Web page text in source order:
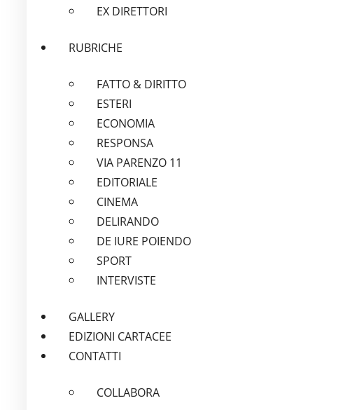
EX DIRETTORI
RUBRICHE
FATTO & DIRITTO
ESTERI
ECONOMIA
RESPONSA
VIA PARENZO 11
EDITORIALE
CINEMA
DELIRANDO
DE IURE POIENDO
SPORT
INTERVISTE
GALLERY
EDIZIONI CARTACEE
CONTATTI
COLLABORA